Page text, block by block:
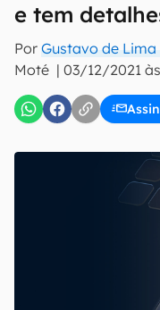
e tem
Por Gustavo de
Moté | 03/12/2021 às
E-mail
Uso e Política de